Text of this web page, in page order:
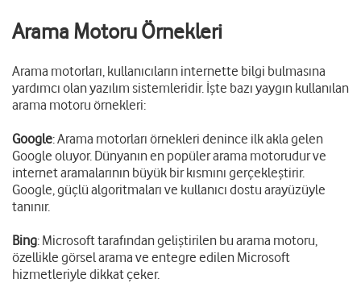
Arama Motoru Örnekleri
Arama motorları, kullanıcıların internette bilgi bulmasına
yardımcı olan yazılım sistemleridir. İşte bazı yaygın kullanılan
arama motoru örnekleri:
Google: Arama motorları örnekleri denince ilk akla gelen
Google oluyor. Dünyanın en popüler arama motorudur ve
internet aramalarının büyük bir kısmını gerçekleştirir.
Google, güçlü algoritmaları ve kullanıcı dostu arayüzüyle
tanınır.
Bing: Microsoft tarafından geliştirilen bu arama motoru,
özellikle görsel arama ve entegre edilen Microsoft
hizmetleriyle dikkat çeker.